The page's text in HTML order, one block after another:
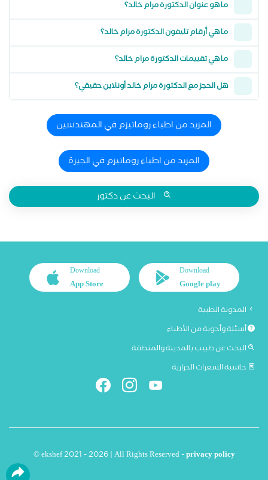
ما هو عنوان الدكتورة مرام خالد؟
ما هي أرقام تليفون الدكتورة مرام خالد؟
ما هي تقييمات الدكتورة مرام خالد؟
هل الحجز مع الدكتورة مرام خالد أونلاين حقيقي؟
المزيد من اطباء روماتيزم في المهندسين
المزيد من اطباء روماتيزم في الجيزة
البحث عن دكتور
Download
Google play
Download
App Store
المدونة الطبية
أسئلة وأجوبة من الأطباء
البحث عن طبيب بالمدينة والمنطقة
حاسبة السعرات الحرارية
© ekshef 2021 - 2026 | All Rights Reserved -privacy policy